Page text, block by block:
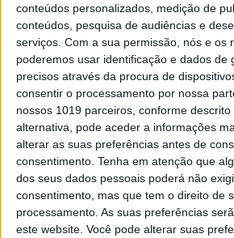
conteúdos personalizados, medição de
conteúdos, pesquisa de audiências e
serviços. Com a sua permissão, nós e os
poderemos usar identificação e dados de
precisos através da procura de
consentir o processamento por nossa
nossos 1019 parceiros, conforme descrito
alternativa, pode aceder a informações
alterar as suas preferências antes de
consentimento. Tenha em atenção que
dos seus dados pessoais poderá não
consentimento, mas que tem o direito de
processamento. As suas preferências
este website. Você pode alterar suas
O QUE É QUE UM “ORGASMO DE
SOBRE SI?
O QUE ACONTECE QUANDO
ORGASMO?
QUATRO REAÇÕES INUSITADAS
PODE TER APÓS O ORGASMO